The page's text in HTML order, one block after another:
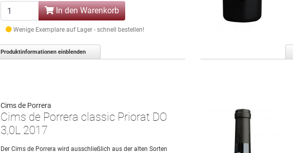
In den Warenkorb
Wenige Exemplare auf Lager - schnell bestellen!
Produktinformationen einblenden
Cims de Porrera
Cims de Porrera classic Priorat DO
3,0L 2017
Der Cims de Porrera wird ausschließlich aus der alten Sorten